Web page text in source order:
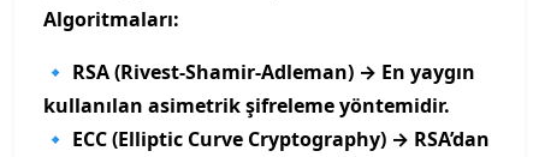
Algoritmaları:
🔹 RSA (Rivest-Shamir-Adleman) → En yaygın
kullanılan asimetrik şifreleme yöntemidir.
🔹 ECC (Elliptic Curve Cryptography) → RSA’dan